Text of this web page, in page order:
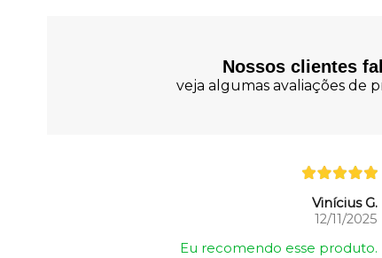
Nossos clientes
veja algumas avaliações de
Vinícius G.
12/11/2025
Eu recomendo esse produto.